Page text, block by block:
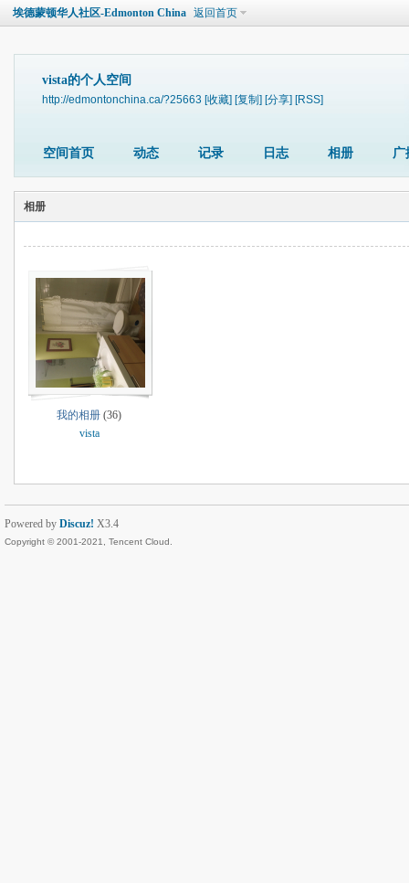
埃德蒙顿华人社区-Edmonton China 返回首页
vista的个人空间
http://edmontonchina.ca/?25663 [收藏] [复制] [分享] [RSS]
空间首页 动态 记录 日志 相册 广
相册
我的相册 (36)
vista
Powered by Discuz! X3.4
Copyright © 2001-2021, Tencent Cloud.